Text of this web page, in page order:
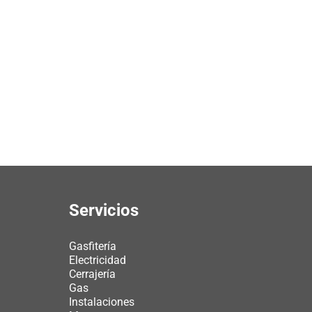
Servicios
Gasfitería
Electricidad
Cerrajería
Gas
Instalaciones